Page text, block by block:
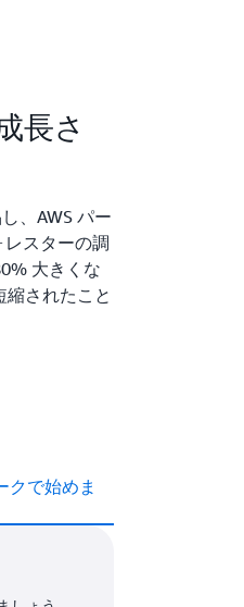
長さ
、AWS パー
スターの調
大きくな
されたこと
クで始めま